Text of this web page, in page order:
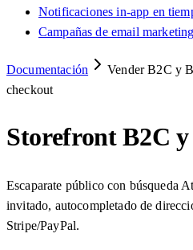
Notificaciones in-app en
Campañas de email marketing
Documentación Vender B2C y
checkout
Storefront B2C
Escaparate público con búsqueda
invitado, autocompletado de
Stripe/PayPal.